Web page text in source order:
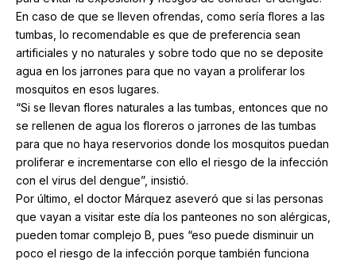
En caso de que se lleven ofrendas, como sería flores a las
tumbas, lo recomendable es que de preferencia sean
artificiales y no naturales y sobre todo que no se deposite
agua en los jarrones para que no vayan a proliferar los
mosquitos en esos lugares.
“Si se llevan flores naturales a las tumbas, entonces que no
se rellenen de agua los floreros o jarrones de las tumbas
para que no haya reservorios donde los mosquitos puedan
proliferar e incrementarse con ello el riesgo de la infección
con el virus del dengue”, insistió.
Por último, el doctor Márquez aseveró que si las personas
que vayan a visitar este día los panteones no son alérgicas,
pueden tomar complejo B, pues “eso puede disminuir un
poco el riesgo de la infección porque también funciona